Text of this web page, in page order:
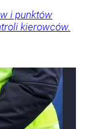
i punktów
kierowców.